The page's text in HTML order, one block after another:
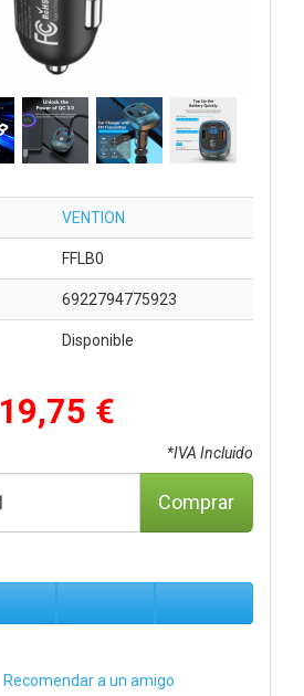
VENTION
FFLB0
6922794775923
Disponible
19,75 €
*IVA Incluido
Comprar
Recomendar a un amigo